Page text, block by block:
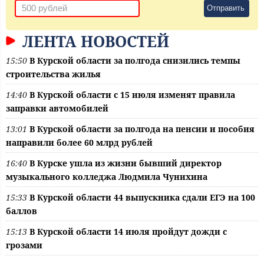
Отправить
ЛЕНТА НОВОСТЕЙ
15:50 В Курской области за полгода снизились темпы
строительства жилья
14:40 В Курской области с 15 июля изменят правила
заправки автомобилей
13:01 В Курской области за полгода на пенсии и пособия
направили более 60 млрд рублей
16:40 В Курске ушла из жизни бывший директор
музыкального колледжа Людмила Чунихина
15:33 В Курской области 44 выпускника сдали ЕГЭ на 100
баллов
15:13 В Курской области 14 июля пройдут дожди с
грозами